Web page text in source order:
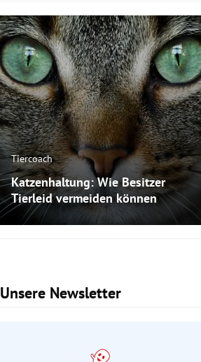
Tiercoach
Katzenhaltung: Wie Besitzer
Tierleid vermeiden können
Unsere Newsletter
Slide 1 von 3